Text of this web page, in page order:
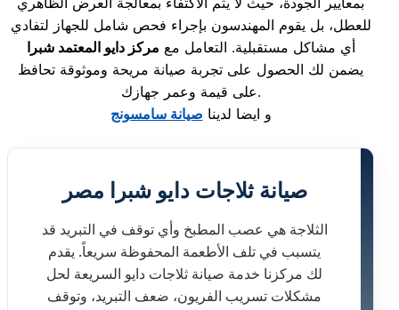
للعطل، بل يقوم المهندسون بإجراء فحص شامل للجهاز لتفادي
أي مشاكل مستقبلية. التعامل مع مركز دايو المعتمد شبرا
يضمن لك الحصول على تجربة صيانة مريحة وموثوقة تحافظ
على قيمة وعمر جهازك.
و ايضا لدينا صيانة سامسونج
صيانة ثلاجات دايو شبرا مصر
الثلاجة هي عصب المطبخ وأي توقف في التبريد قد
يتسبب في تلف الأطعمة المحفوظة سريعاً. يقدم
لك مركزنا خدمة صيانة ثلاجات دايو السريعة لحل
مشكلات تسريب الفريون، ضعف التبريد، وتوقف